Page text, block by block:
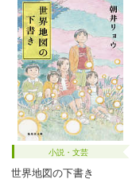
小説・文芸
世界地図の下書き